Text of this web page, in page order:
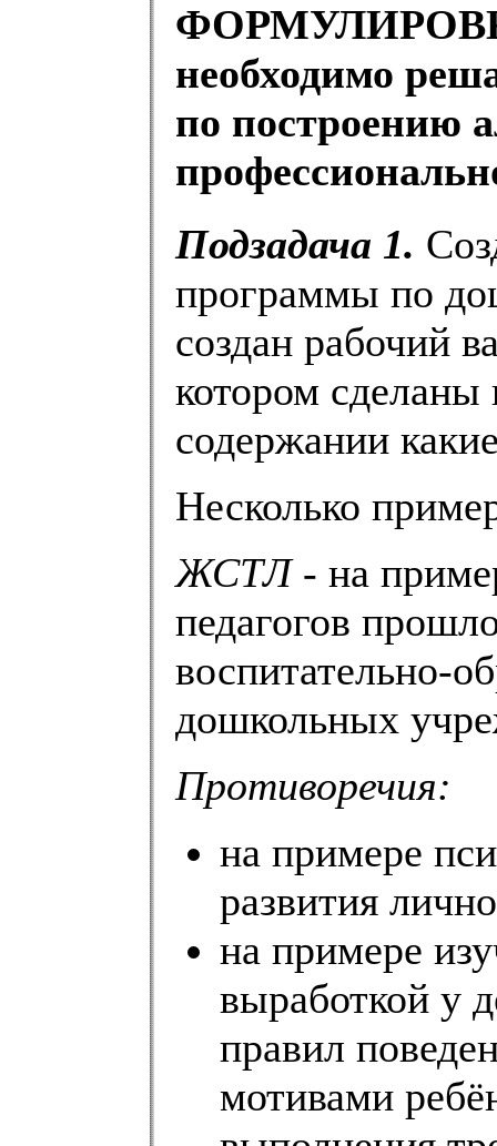
необходимо
по построению
Подзадача 1.
программы по
создан рабочий
котором
содержании
Несколько
ЖСТЛ- на
педагогов
воспитательно-
дошкольных
Противоречия:
на примере
развития
на примере
выработкой у
правил
мотивами